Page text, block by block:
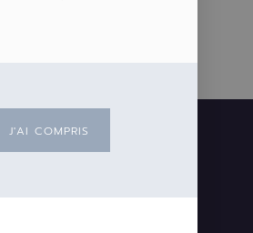
J'AI COMPRIS